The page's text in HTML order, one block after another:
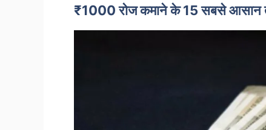
₹1000 रोज कमाने के 15 सबसे आसान